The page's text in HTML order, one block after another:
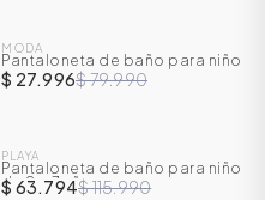
-65%
MODA
Pantaloneta de baño para niño
$ 27.996$ 79.990
-45 %
PLAYA
Pantaloneta de baño para niño
de 2 a 7 años
$ 63.794$ 115.990